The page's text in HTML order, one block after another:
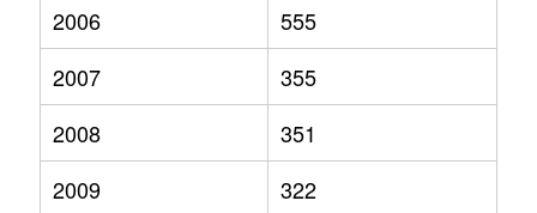
2006
555
2007
355
2008
351
2009
322